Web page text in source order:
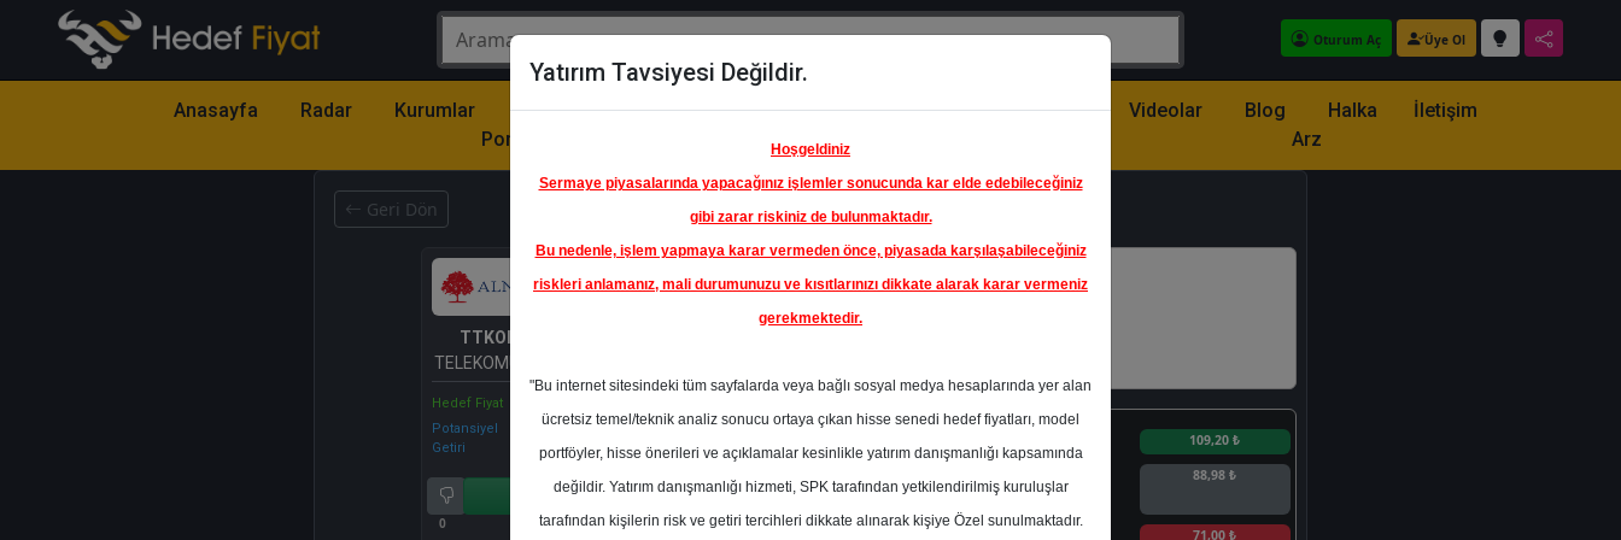
Oturum Aç Üye Ol
Anasayfa Radar Kurumlar
Model
Portföy
Hisse
Öne
Çıkanlar
Raporlar Partnerlerimiz Videolar Blog
Halka
Arz
İletişim
Geri Dön
TTKOM
TELEKOMÜNİKASYON
A.Ş.
Hedef Fiyat
Potansiyel
Getiri
%0.00
0 0
En Yüksek Tahmin 109,20 ₺
Ortalama Fiyat
Tahmini
88,98 ₺
71,00 ₺
Yatırım Tavsiyesi Değildir.
Hoşgeldiniz
Sermaye piyasalarında yapacağınız işlemler sonucunda kar elde edebileceğiniz
gibi zarar riskiniz de bulunmaktadır.
Bu nedenle, işlem yapmaya karar vermeden önce, piyasada karşılaşabileceğiniz
riskleri anlamanız, mali durumunuzu ve kısıtlarınızı dikkate alarak karar vermeniz
gerekmektedir.
"Bu internet sitesindeki tüm sayfalarda veya bağlı sosyal medya hesaplarında yer alan
ücretsiz temel/teknik analiz sonucu ortaya çıkan hisse senedi hedef fiyatları, model
portföyler, hisse önerileri ve açıklamalar kesinlikle yatırım danışmanlığı kapsamında
değildir. Yatırım danışmanlığı hizmeti, SPK tarafından yetkilendirilmiş kuruluşlar
tarafından kişilerin risk ve getiri tercihleri dikkate alınarak kişiye Özel sunulmaktadır.